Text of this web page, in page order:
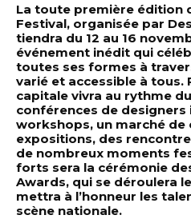
La toute première édition
Festival, organisée par
tiendra du 12 au 16
événement inédit qui
toutes ses formes à
varié et accessible à tous.
capitale vivra au rythme
conférences de
workshops, un marché de
expositions, des
de nombreux moments
forts sera la cérémonie
Awards, qui se déroulera
mettra à l’honneur les
scène nationale.